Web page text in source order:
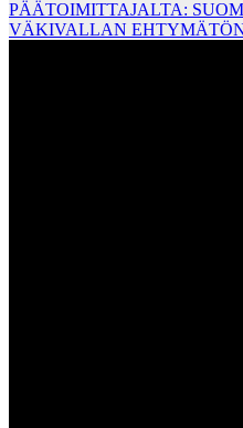
PÄÄTOIMITTAJALTA:
VÄKIVALLAN